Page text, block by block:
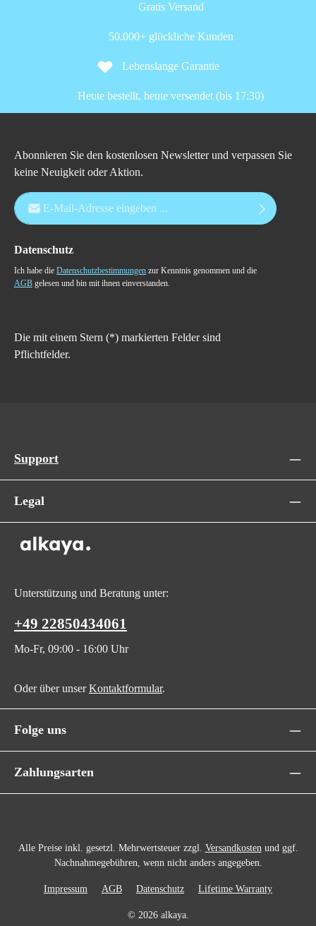
Gratis Versand
50.000+ glückliche Kunden
Lebenslange Garantie
Heute bestellt, heute versendet (bis 17:30)
Abonnieren Sie den kostenlosen Newsletter und verpassen Sie
keine Neuigkeit oder Aktion.
E-Mail-Adresse*
Datenschutz
Ich habe die Datenschutzbestimmungen zur Kenntnis genommen und die
AGB gelesen und bin mit ihnen einverstanden.
Die mit einem Stern (*) markierten Felder sind
Pflichtfelder.
Support
Legal
Unterstützung und Beratung unter:
+49 22850434061
Mo-Fr, 09:00 - 16:00 Uhr
Oder über unserKontaktformular.
Folge uns
Zahlungsarten
Alle Preise inkl. gesetzl. Mehrwertsteuer zzgl. Versandkostenund ggf.
Nachnahmegebühren, wenn nicht anders angegeben.
© 2026 alkaya.
Impressum AGB Datenschutz Lifetime Warranty